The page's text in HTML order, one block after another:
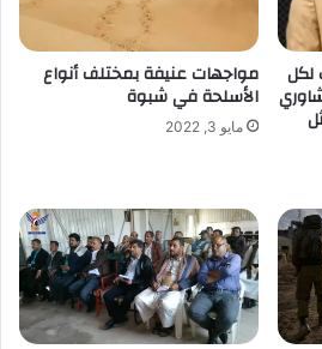
لكل مواجهات عنيفة بمختلف أنواع
الأسلحة في شبوة
مايو 3, 2022